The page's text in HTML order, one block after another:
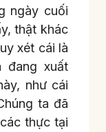
ngày cuối
thật khác
xét cái là
đang xuất
như cái
ta đã
thực tại